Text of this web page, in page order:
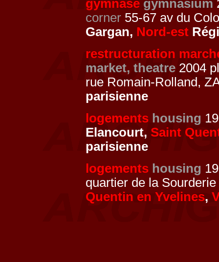
gymnase gymnasium
corner 55-67 av du
Gargan, Nord-est
restructuration
market, theatre 2004
rue Romain-Rolland,
parisienne
logements housing
Elancourt, Saint
parisienne
logements housing
quartier de la
Quentin en Yvelines,